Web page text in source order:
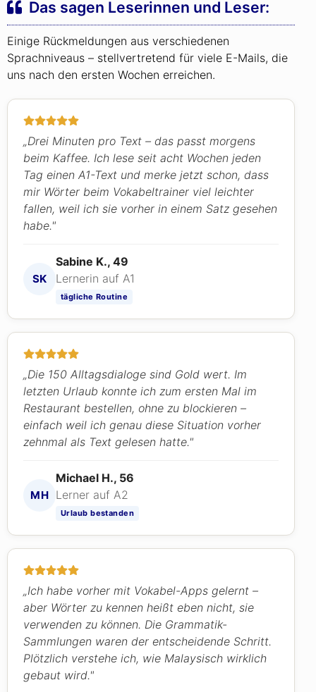
Das sagen Leserinnen und Leser:
Einige Rückmeldungen aus verschiedenen
Sprachniveaus – stellvertretend für viele E-Mails, die
uns nach den ersten Wochen erreichen.
„Drei Minuten pro Text – das passt morgens
beim Kaffee. Ich lese seit acht Wochen jeden
Tag einen A1-Text und merke jetzt schon, dass
mir Wörter beim Vokabeltrainer viel leichter
fallen, weil ich sie vorher in einem Satz gesehen
habe."
SK
Sabine K., 49
Lernerin auf A1
tägliche Routine
„Die 150 Alltagsdialoge sind Gold wert. Im
letzten Urlaub konnte ich zum ersten Mal im
Restaurant bestellen, ohne zu blockieren –
einfach weil ich genau diese Situation vorher
zehnmal als Text gelesen hatte."
MH
Michael H., 56
Lerner auf A2
Urlaub bestanden
„Ich habe vorher mit Vokabel-Apps gelernt –
aber Wörter zu kennen heißt eben nicht, sie
verwenden zu können. Die Grammatik-
Sammlungen waren der entscheidende Schritt.
Plötzlich verstehe ich, wie Malaysisch wirklich
gebaut wird."